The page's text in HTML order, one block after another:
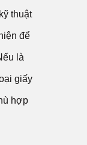
thuật
để
là
giấy
hợp